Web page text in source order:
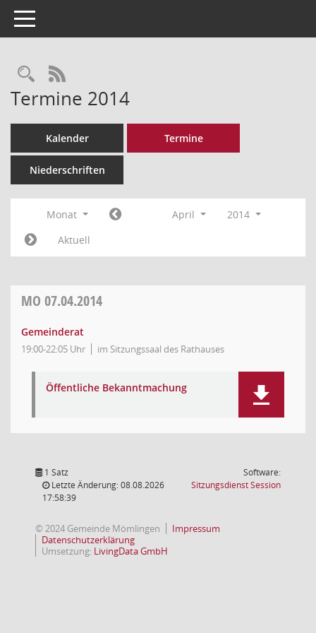
Toggle navigation
Rechercheauswahl
RSS-Feed
Termine 2014
Kalender Termine
Niederschriften
Monat April
2014
Aktuell
MO 07.04.2014
Gemeinderat
19:00-22:05 Uhr im Sitzungssaal des Rathauses
Öffentliche Bekanntmachung
1 Satz
Letzte Änderung: 08.08.2026
17:58:39
Software:
SitzungsdienstSession(Wird in
© 2024 Gemeinde Mömlingen
Impressum
Datenschutzerklärung
Umsetzung: LivingData GmbH